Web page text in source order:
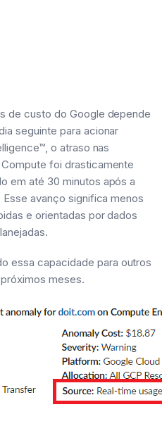
de custo do Google depende
seguinte para acionar
o atraso nas
foi drasticamente
em até 30 minutos após a
avanço significa menos
e orientadas por dados
essa capacidade para outros
meses.